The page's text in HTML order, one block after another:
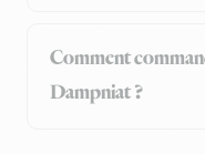
Comment
Dampniat ?